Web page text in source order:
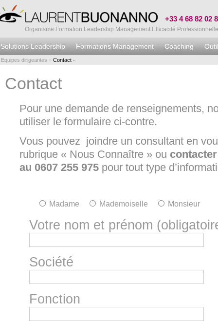
+33 4 68 82 02
Organisme Formation Leadership Management Efficacité Professionnelle
Solutions Leadership Formations Management Coaching
Equipes dirigeantes » Contact -
Contact
Pour une demande de renseignements,
utiliser le formulaire ci-contre.
Vous pouvez joindre un consultant en
rubrique « Nous Connaître » ou
au 0607 255 975 pour tout type
Madame Mademoiselle Monsieur
Votre nom et prénom
Société
Fonction